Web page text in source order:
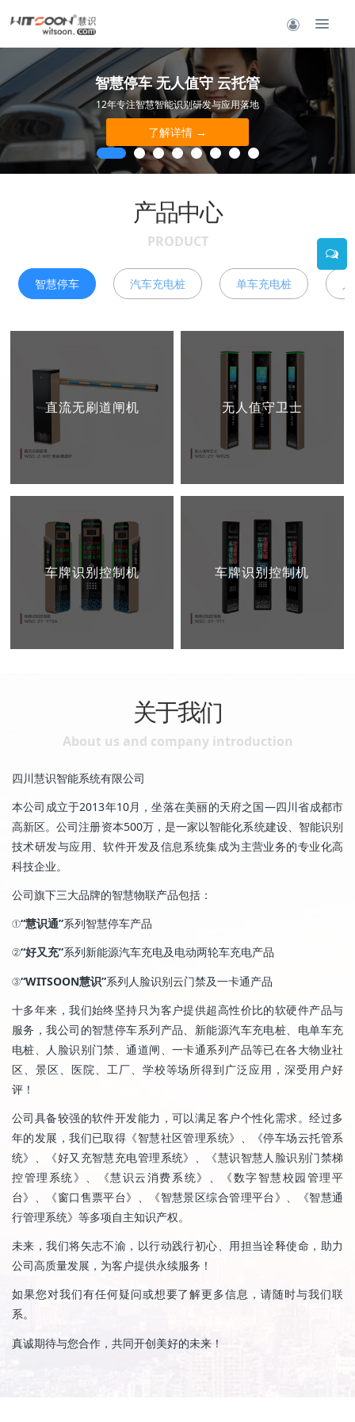
智慧停车 无人值守 云托管
12年专注智慧智能识别研发与应用落地
了解详情 →
产品中心
PRODUCT
智慧停车 汽车充电桩 单车充电桩
直流无刷道闸机 无人值守卫士
车牌识别控制机 车牌识别控制机
关于我们
About us and company introduction
四川慧识智能系统有限公司
本公司成立于2013年10月，坐落在美丽的天府之国—四川省成都市
高新区。公司注册资本500万，是一家以智能化系统建设、智能识别
技术研发与应用、软件开发及信息系统集成为主营业务的专业化高
科技企业。
公司旗下三大品牌的智慧物联产品包括：
①“慧识通”系列智慧停车产品
②“好又充”系列新能源汽车充电及电动两轮车充电产品
③“WITSOON慧识”系列人脸识别云门禁及一卡通产品
十多年来，我们始终坚持只为客户提供超高性价比的软硬件产品与
服务，我公司的智慧停车系列产品、新能源汽车充电桩、电单车充
电桩、人脸识别门禁、通道闸、一卡通系列产品等已在各大物业社
区、景区、医院、工厂、学校等场所得到广泛应用，深受用户好
评！
公司具备较强的软件开发能力，可以满足客户个性化需求。经过多
年的发展，我们已取得《智慧社区管理系统》、《停车场云托管系
统》、《好又充智慧充电管理系统》、《慧识智慧人脸识别门禁梯
控管理系统》、《慧识云消费系统》、《数字智慧校园管理平
台》、《窗口售票平台》、《智慧景区综合管理平台》、《智慧通
行管理系统》等多项自主知识产权。
未来，我们将矢志不渝，以行动践行初心、用担当诠释使命，助力
公司高质量发展，为客户提供永续服务！
如果您对我们有任何疑问或想要了解更多信息，请随时与我们联
系。
真诚期待与您合作，共同开创美好的未来！